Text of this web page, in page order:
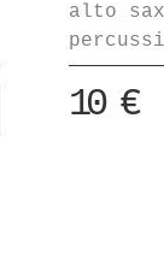
alto
10 €